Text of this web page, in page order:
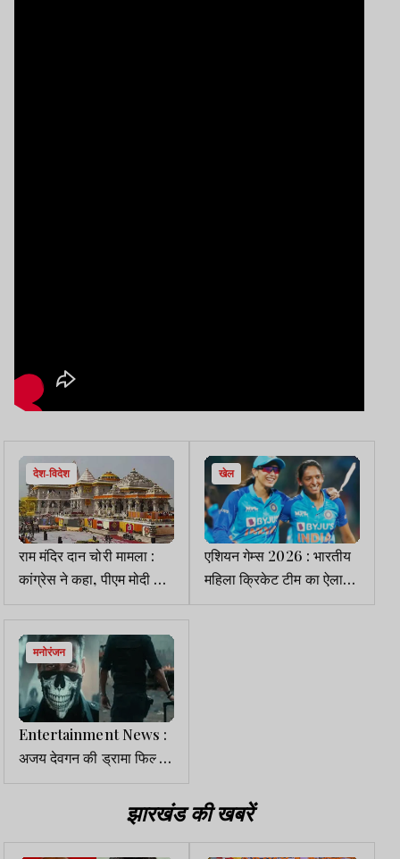
देश-विदेश
राम मंदिर दान चोरी मामला :
कांग्रेस ने कहा, पीएम मोदी की
चुप्पी करोड़ों लोगों की आस्था
पर हमला
खेल
एशियन गेम्स 2026 : भारतीय
महिला क्रिकेट टीम का ऐलान,
हरमनप्रीत कौर कप्तान
मनोरंजन
Entertainment News :
अजय देवगन की ड्रामा फिल्म
चौहान विवादों में,पठानों से
कहना, चौहान....डायलॉग सेझारखंड की खबरें